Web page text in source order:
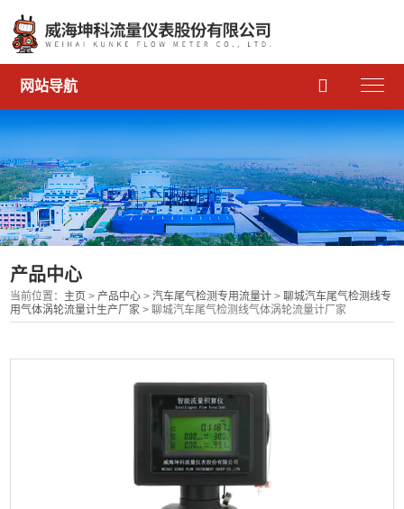
网站导航 
产品中心
当前位置： 主页 > 产品中心 >汽车尾气检测专用流量计 >聊城汽车尾气检测线专
用气体涡轮流量计生产厂家 > 聊城汽车尾气检测线气体涡轮流量计厂家